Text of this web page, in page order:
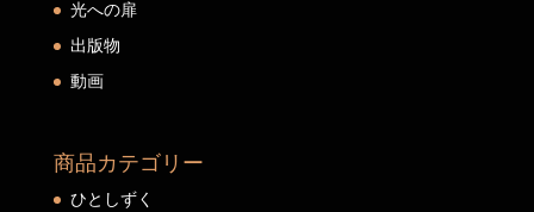
光への扉
出版物
動画
商品カテゴリー
ひとしずく